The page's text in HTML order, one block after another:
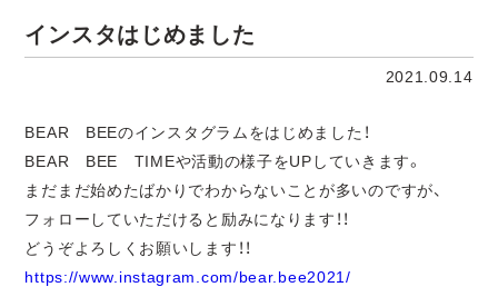
インスタはじめました
2021.09.14
BEAR BEEのインスタグラムをはじめました！
BEAR BEE TIMEや活動の様子をUPしていきます。
まだまだ始めたばかりでわからないことが多いのですが、
フォローしていただけると励みになります！！
どうぞよろしくお願いします！！
https://www.instagram.com/bear.bee2021/